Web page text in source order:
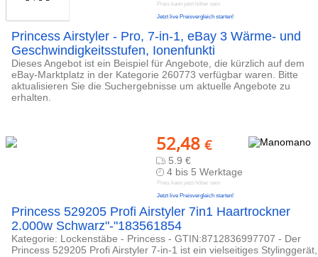
Preis kann jetzt höher sein
Jetzt live Preisvergleich starten!
Princess Airstyler - Pro, 7-in-1, eBay 3 Wärme- und
Geschwindigkeitsstufen, Ionenfunkti
Dieses Angebot ist ein Beispiel für Angebote, die kürzlich auf dem
eBay-Marktplatz in der Kategorie 260773 verfügbar waren. Bitte
aktualisieren Sie die Suchergebnisse um aktuelle Angebote zu
erhalten.
52,48 €
5.9 €
4 bis 5 Werktage
Preis kann jetzt höher sein
Jetzt live Preisvergleich starten!
Princess 529205 Profi Airstyler 7in1 Haartrockner
2.000w Schwarz"-"183561854
Kategorie: Lockenstäbe - Princess - GTIN:8712836997707 - Der
Princess 529205 Profi Airstyler 7-in-1 ist ein vielseitiges Stylinggerät,